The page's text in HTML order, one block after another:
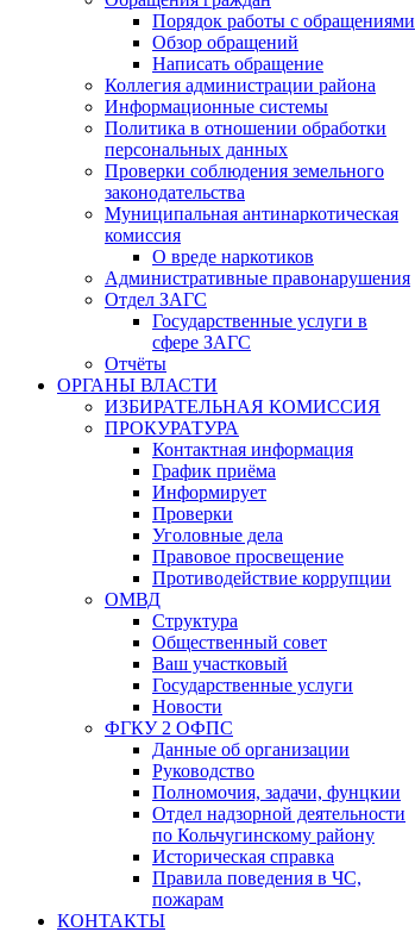
Порядок работы с обращениями
Обзор обращений
Написать обращение
Коллегия администрации района
Информационные системы
Политика в отношении обработки
персональных данных
Проверки соблюдения земельного
законодательства
Муниципальная антинаркотическая
комиссия
О вреде наркотиков
Административные правонарушения
Отдел ЗАГС
Государственные услуги в
сфере ЗАГС
Отчёты
ОРГАНЫ ВЛАСТИ
ИЗБИРАТЕЛЬНАЯ КОМИССИЯ
ПРОКУРАТУРА
Контактная информация
График приёма
Информирует
Проверки
Уголовные дела
Правовое просвещение
Противодействие коррупции
ОМВД
Структура
Общественный совет
Ваш участковый
Государственные услуги
Новости
ФГКУ 2 ОФПС
Данные об организации
Руководство
Полномочия, задачи, фунцкии
Отдел надзорной деятельности
по Кольчугинскому району
Историческая справка
Правила поведения в ЧС,
пожарам
КОНТАКТЫ